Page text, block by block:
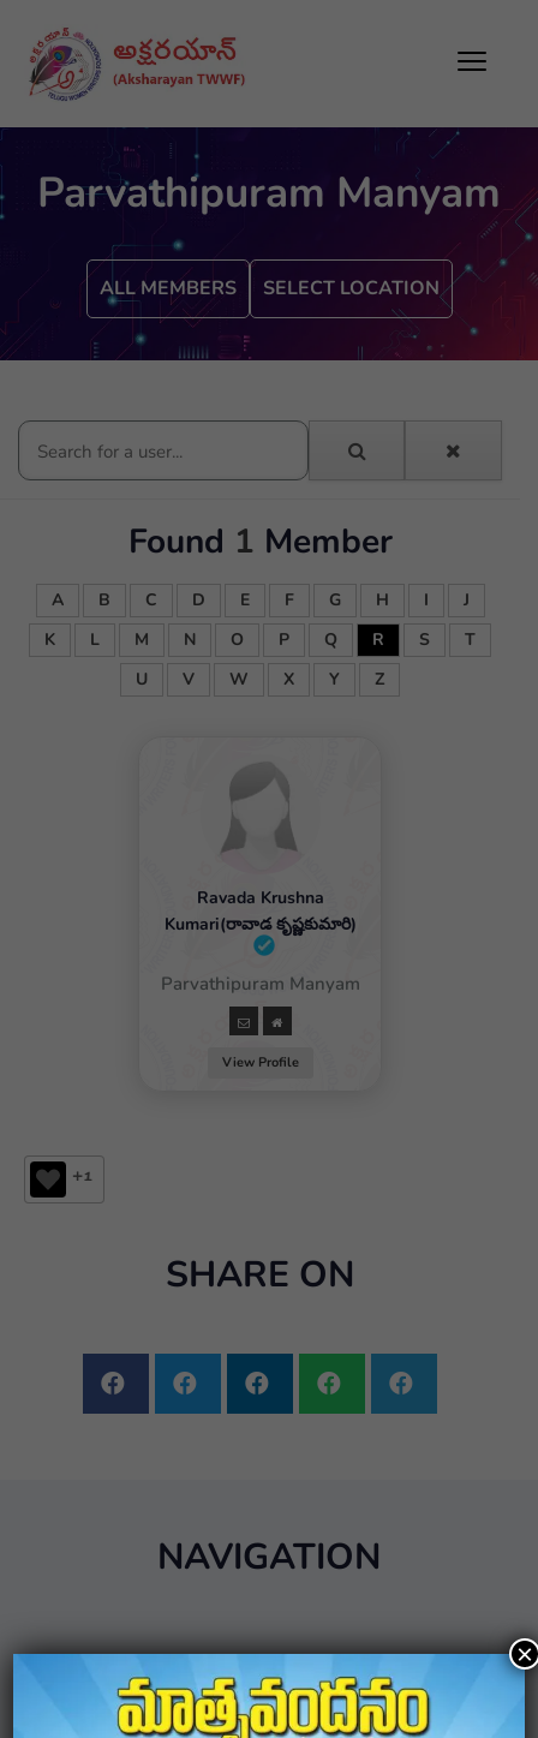
Parvathipuram Manyam
ALL MEMBERS SELECT LOCATION
Found 1 Member
A B C D E F G H I
J
K
L M N O P Q R S
T
U
V W X Y Z
Ravada Krushna
Kumari(రావాడ కృష్ణకుమారి)
Female / Parvathipuram Manyam
View Profile
+1
SHARE ON
NAVIGATION
NTR Bezawada
Next
Sri Sathya Sai
×